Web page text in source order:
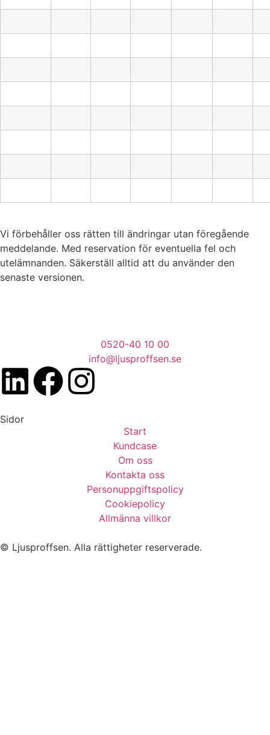
Vi förbehåller oss rätten till ändringar utan föregående
meddelande. Med reservation för eventuella fel och
utelämnanden. Säkerställ alltid att du använder den
senaste versionen.
0520-40 10 00
info@ljusproffsen.se
Sidor
Start
Kundcase
Om oss
Kontakta oss
Personuppgiftspolicy
Cookiepolicy
Allmänna villkor
© Ljusproffsen. Alla rättigheter reserverade.